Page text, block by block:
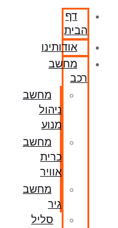
דף
הבית
אודותינו
מחשב
רכב
מחשב
ניהול
מנוע
מחשב
כרית
אוויר
מחשב
גיר
סליל